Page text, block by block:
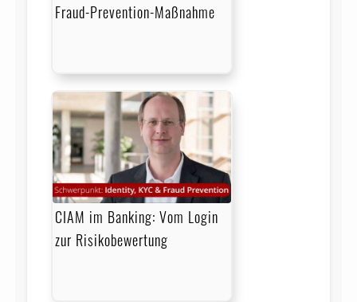
Fraud-Prevention-Maßnahme
CIAM im Banking: Vom Login
zur Risikobewertung